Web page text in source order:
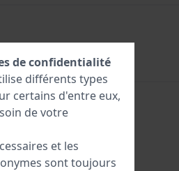
de confidentialité
différents types
certains d'entre eux,
de votre
et les
sont toujours